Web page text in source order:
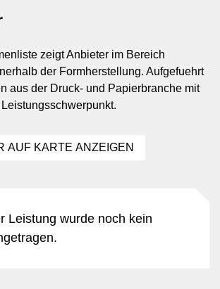
liegen in Arbeitsschritten, bei
oder gekennzeichnet werden
unterstützen die Kontrolle von
Passmarken oder
Kennzeichnungen. Sie
hybriden Vorstufenprozessen.
zeigt Anbieter im Bereich
der Formherstellung. Aufgefuehrt
aus der Druck- und Papierbranche mit
AUF KARTE ANZEIGEN
Leistung wurde noch kein